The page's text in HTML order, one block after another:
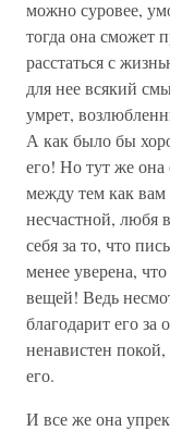
можно суровее,
тогда она сможет
расстаться с
для нее всякий
умрет,
А как было бы
его! Но тут же она
между тем как
несчастной, любя
себя за то, что
менее уверена,
вещей! Ведь
благодарит его за
ненавистен
его.
И все же она